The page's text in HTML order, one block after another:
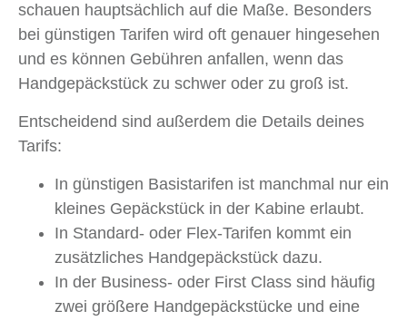
schauen hauptsächlich auf die Maße. Besonders
bei günstigen Tarifen wird oft genauer hingesehen
und es können Gebühren anfallen, wenn das
Handgepäckstück zu schwer oder zu groß ist.
Entscheidend sind außerdem die Details deines
Tarifs:
In günstigen Basistarifen ist manchmal nur ein
kleines Gepäckstück in der Kabine erlaubt.
In Standard- oder Flex-Tarifen kommt ein
zusätzliches Handgepäckstück dazu.
In der Business- oder First Class sind häufig
zwei größere Handgepäckstücke und eine